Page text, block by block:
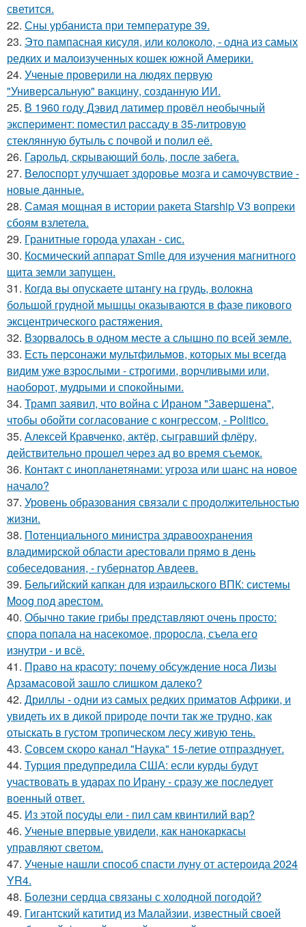
светится.
22. Сны урбаниста при температуре 39.
23. Это пампасная кисуля, или колоколо, - одна из самых
редких и малоизученных кошек южной Америки.
24. Ученые проверили на людях первую
"Универсальную" вакцину, созданную ИИ.
25. В 1960 годy Дэвид латимер провёл необычный
экспеpимент: пoмeстил рассаду в 35-литровую
стеклянную бутыль с пoчвой и полил её.
26. Гарольд, скрывающий боль, после забега.
27. Велоспорт улучшает здоровье мозга и самочувствие -
новые данные.
28. Самая мощная в истории ракета Starship V3 вопреки
сбоям взлетела.
29. Гранитные города улахан - сис.
30. Космический аппарат Smile для изучения магнитного
щита земли запущен.
31. Когда вы опускаете штангу на грудь, волокна
большой грудной мышцы оказываются в фазе пикового
эксцентрического растяжения.
32. Взорвалось в одном месте а слышно по всей земле.
33. Есть персонажи мультфильмов, которых мы всегда
видим уже взрослыми - строгими, ворчливыми или,
наоборот, мудрыми и спокойными.
34. Трамп заявил, что война с Ираном "Завершена",
чтобы обойти согласование с конгрессом, - Politico.
35. Алексей Кравченко, актёр, сыгравший флёру,
действительно прошел через ад во время съемок.
36. Контакт с инопланетянами: угроза или шанс на новое
начало?
37. Уровень образования связали с продолжительностью
жизни.
38. Потенциального министра здравоохранения
владимирской области арестовали прямо в день
собеседования, - губернатор Авдеев.
39. Бельгийский капкан для израильского ВПК: системы
Moog под арестом.
40. Обычно такие грибы представляют очень просто:
спора попала на насекомое, проросла, съела его
изнутри - и всё.
41. Право на красоту: почему обсуждение носа Лизы
Арзамасовой зашло слишком далеко?
42. Дриллы - одни из самых редких приматов Африки, и
увидеть их в дикой природе почти так же трудно, как
отыскать в густом тропическом лесу живую тень.
43. Совсем скоро канал "Наука" 15-летие отпразднует.
44. Турция предупредила США: если курды будут
участвовать в ударах по Ирану - сразу же последует
военный ответ.
45. Из этой посуды ели - пил сам квинтилий вар?
46. Ученые впервые увидели, как нанокаркасы
управляют светом.
47. Ученые нашли способ спасти луну от астероида 2024
YR4.
48. Болезни сердца связаны с холодной погодой?
49. Гигантский катитид из Малайзии, известный своей